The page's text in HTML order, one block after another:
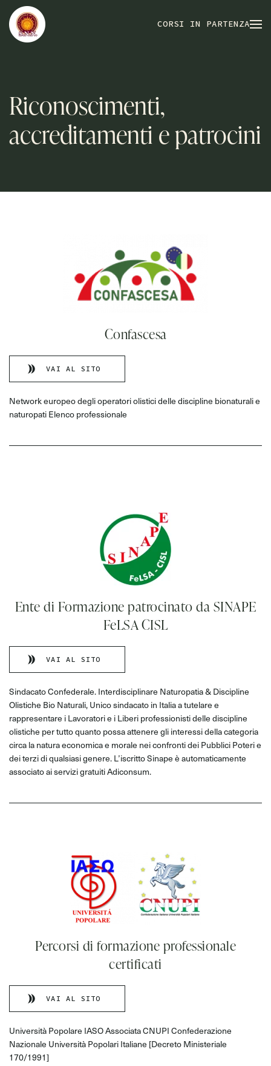
CORSI IN PARTENZA
Riconoscimenti,
accreditamenti e patrocini
Confascesa
VAI AL SITO
Network europeo degli operatori olistici delle discipline bionaturali e
naturopati Elenco professionale
Ente di Formazione patrocinato da SINAPE
FeLSA CISL
VAI AL SITO
Sindacato Confederale. Interdisciplinare Naturopatia & Discipline
Olistiche Bio Naturali, Unico sindacato in Italia a tutelare e
rappresentare i Lavoratori e i Liberi professionisti delle discipline
olistiche per tutto quanto possa attenere gli interessi della categoria
circa la natura economica e morale nei confronti dei Pubblici Poteri e
dei terzi di qualsiasi genere. L’iscritto Sinape è automaticamente
associato ai servizi gratuiti Adiconsum.
Percorsi di formazione professionale
certificati
VAI AL SITO
Università Popolare IASO Associata CNUPI Confederazione
Nazionale Università Popolari Italiane [Decreto Ministeriale
170/1991]